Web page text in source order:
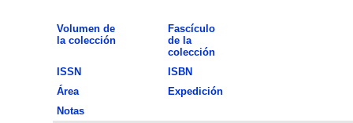
Volumen de
la colección
Fascículo
de la
colección
ISSN
ISBN
Área
Expedición
Notas